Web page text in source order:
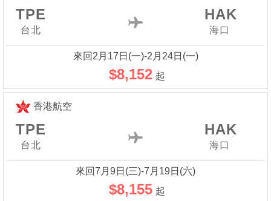
TPE
台北
HAK
海口
來回2月17日(一)-2月24日(一)
$8,152 起
香港航空
TPE
台北
HAK
海口
來回7月9日(三)-7月19日(六)
$8,155 起